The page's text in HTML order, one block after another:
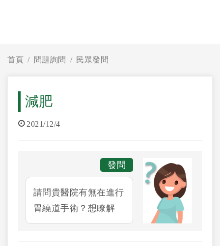
首頁 問題詢問 民眾發問
減肥
2021/12/4
發問
請問貴醫院有無在進行
胃繞道手術？想瞭解